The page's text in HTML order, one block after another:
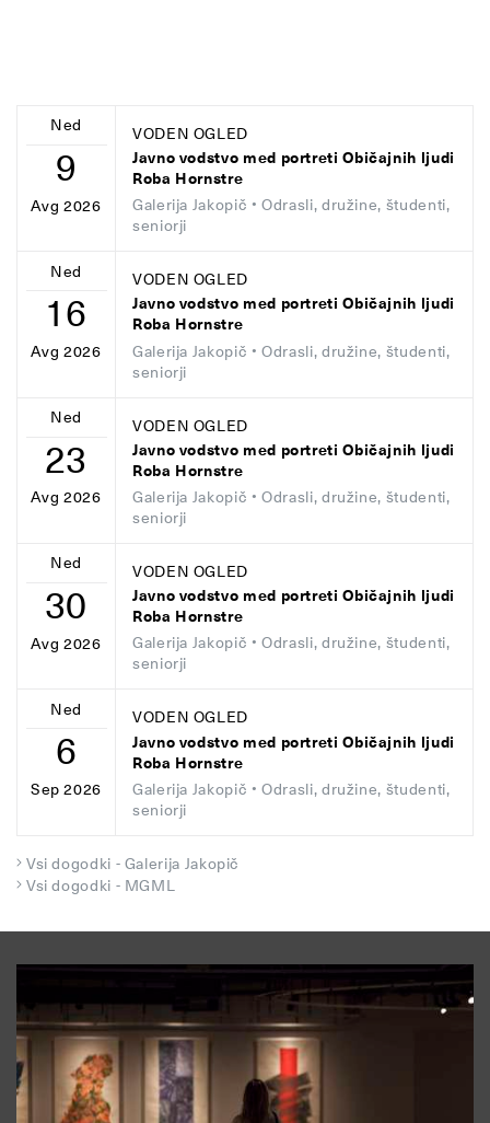
Ned
9
Avg 2026
VODEN OGLED
Javno vodstvo med portreti Običajnih ljudi
Roba Hornstre
Galerija Jakopič • Odrasli, družine, študenti,
seniorji
Ned
16
Avg 2026
VODEN OGLED
Javno vodstvo med portreti Običajnih ljudi
Roba Hornstre
Galerija Jakopič • Odrasli, družine, študenti,
seniorji
Ned
23
Avg 2026
VODEN OGLED
Javno vodstvo med portreti Običajnih ljudi
Roba Hornstre
Galerija Jakopič • Odrasli, družine, študenti,
seniorji
Ned
30
Avg 2026
VODEN OGLED
Javno vodstvo med portreti Običajnih ljudi
Roba Hornstre
Galerija Jakopič • Odrasli, družine, študenti,
seniorji
Ned
6
Sep 2026
VODEN OGLED
Javno vodstvo med portreti Običajnih ljudi
Roba Hornstre
Galerija Jakopič • Odrasli, družine, študenti,
seniorji
Vsi dogodki - Galerija Jakopič
Vsi dogodki - MGML